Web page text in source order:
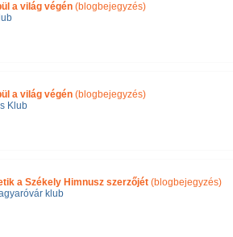
a világ végén (blogbejegyzés)
a világ végén (blogbejegyzés)
Klub
a Székely Himnusz szerzőjét (blogbejegyzés)
klub